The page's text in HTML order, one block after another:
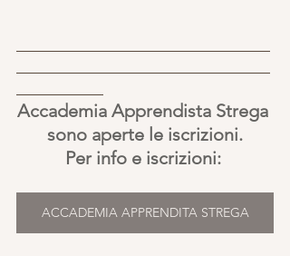
Accademia Apprendista Strega
sono aperte le iscrizioni.
Per info e iscrizioni:
ACCADEMIA APPRENDITA STREGA